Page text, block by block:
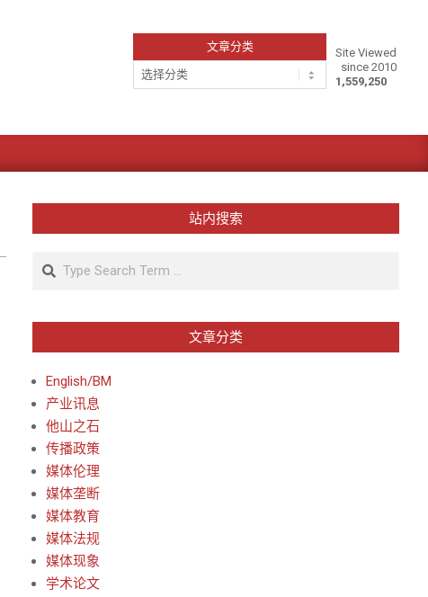
文章分类
文
章
Site Viewed
since 2010
1,559,250
站内搜索
Search
文章分类
English/BM
产业讯息
他山之石
传播政策
媒体伦理
媒体垄断
媒体教育
媒体法规
媒体现象
学术论文